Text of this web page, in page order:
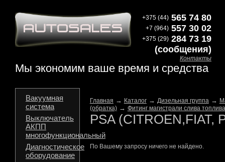
Мы экономим ваше время и средства
+375 (44) 565 74 80
+7 (964) 557 30 02
+375 (29) 284 73 19
(сообщения)
Контакты
Вакуумная
система
Выключатель
АКПП
многофункциональный
Диагностическое
оборудование
Главная → Каталог→ Дизельная группа→
(обратка)→ Фитинг магистрали слива
PSA (CITROEN,FIAT,
По Вашему запросу ничего не найдено.